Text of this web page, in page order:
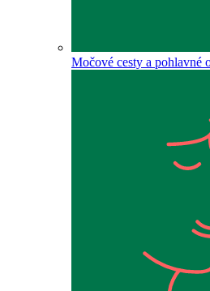
Močové cesty a pohlavné